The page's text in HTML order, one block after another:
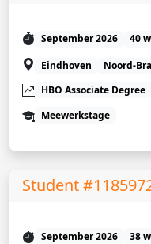
September 2026 40
Eindhoven
Noord-
HBO Associate Degree
Meewerkstage
Student
September 2026 38